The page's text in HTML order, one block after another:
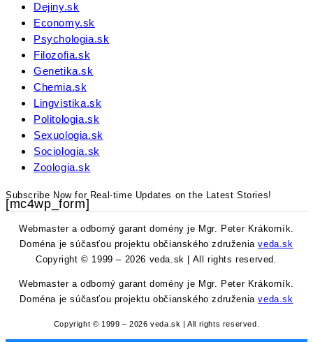
Dejiny.sk
Economy.sk
Psychologia.sk
Filozofia.sk
Genetika.sk
Chemia.sk
Lingvistika.sk
Politologia.sk
Sexuologia.sk
Sociologia.sk
Zoologia.sk
Subscribe Now for Real-time Updates on the Latest Stories!
[mc4wp_form]
Webmaster a odborný garant domény je Mgr. Peter Krákorník.
Doména je súčasťou projektu občianského združeniaveda.sk
Copyright © 1999 – 2026 veda.sk | All rights reserved.
Webmaster a odborný garant domény je Mgr. Peter Krákorník.
Doména je súčasťou projektu občianského združeniaveda.sk
Copyright © 1999 – 2026 veda.sk | All rights reserved.